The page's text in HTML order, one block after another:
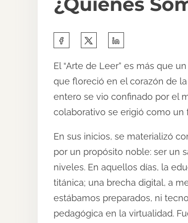
a
r
e
t
h
p
El “Arte de Leer” es más que
que floreció en el corazón de
entero se vio confinado por el
colaborativo se erigió como
En sus inicios, se materializó
por un propósito noble: ser un
niveles. En aquellos días, la
titánica; una brecha digital, a
estábamos preparados, ni
pedagógica en la virtualidad.